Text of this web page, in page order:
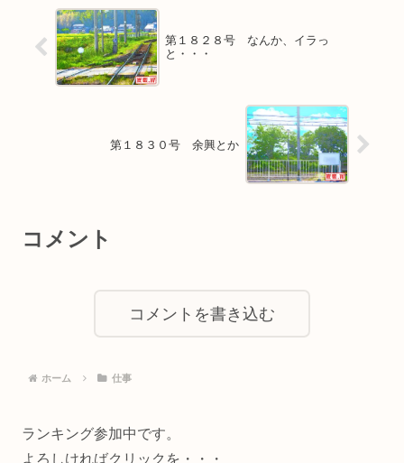
第１８２８号 なんか、イラっ
と・・・
第１８３０号 余興とか
コメント
コメントを書き込む
ホーム 仕事
ランキング参加中です。
よろしければクリックを・・・